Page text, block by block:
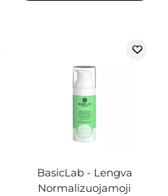
BasicLab - Lengva
Normalizuojamoji